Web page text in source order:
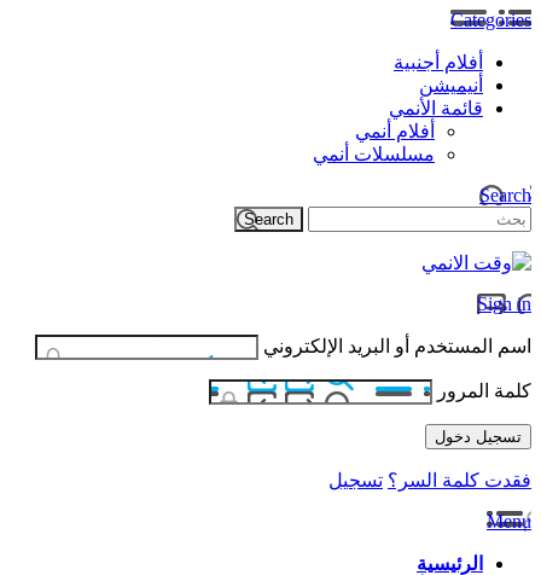
Categories
أفلام أجنبية
أنيميشن
قائمة الأنمي
أفلام أنمي
مسلسلات أنمي
Search
Sign in
اسم المستخدم أو البريد الإلكتروني
كلمة المرور
فقدت كلمة السر؟ تسجيل
Menu
الرئيسية